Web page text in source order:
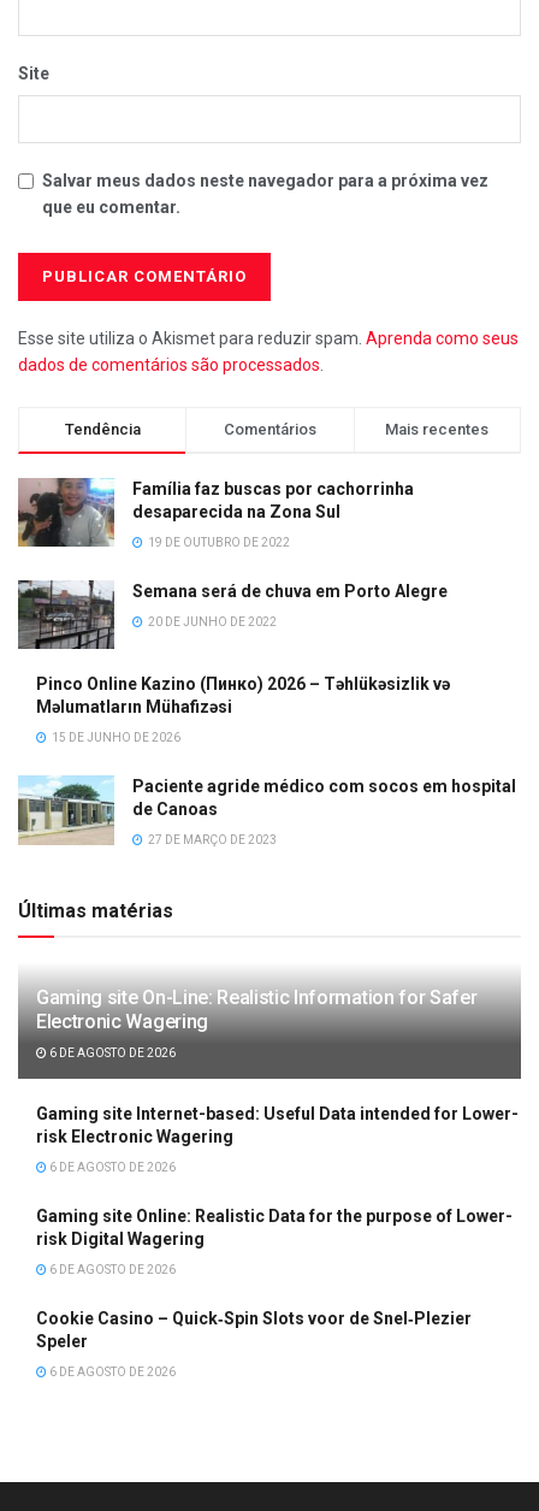
Site
Salvar meus dados neste navegador para a próxima vez
que eu comentar.
Esse site utiliza o Akismet para reduzir spam. Aprenda como seus
dados de comentários são processados
Tendência Comentários Mais recentes
Família faz buscas por cachorrinha
desaparecida na Zona Sul
19 DE OUTUBRO DE 2022
Semana será de chuva em Porto Alegre
20 DE JUNHO DE 2022
Pinco Online Kazino (Пинко) 2026 – Təhlükəsizlik və
Məlumatların Mühafizəsi
15 DE JUNHO DE 2026
Paciente agride médico com socos em hospital
de Canoas
27 DE MARÇO DE 2023
Últimas matérias
Gaming site On-Line: Realistic Information for Safer
Electronic Wagering
6 DE AGOSTO DE 2026
Gaming site Internet-based: Useful Data intended for Lower-
risk Electronic Wagering
6 DE AGOSTO DE 2026
Gaming site Online: Realistic Data for the purpose of Lower-
risk Digital Wagering
6 DE AGOSTO DE 2026
Cookie Casino – Quick‑Spin Slots voor de Snel‑Plezier
Speler
6 DE AGOSTO DE 2026